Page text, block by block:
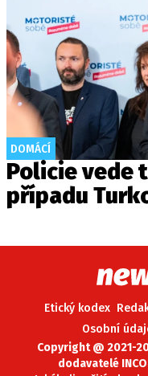
DOMÁCÍ
Policie vede
případu
Etický kodex
Osobní
Copyright @ 2021-
dodavatelé